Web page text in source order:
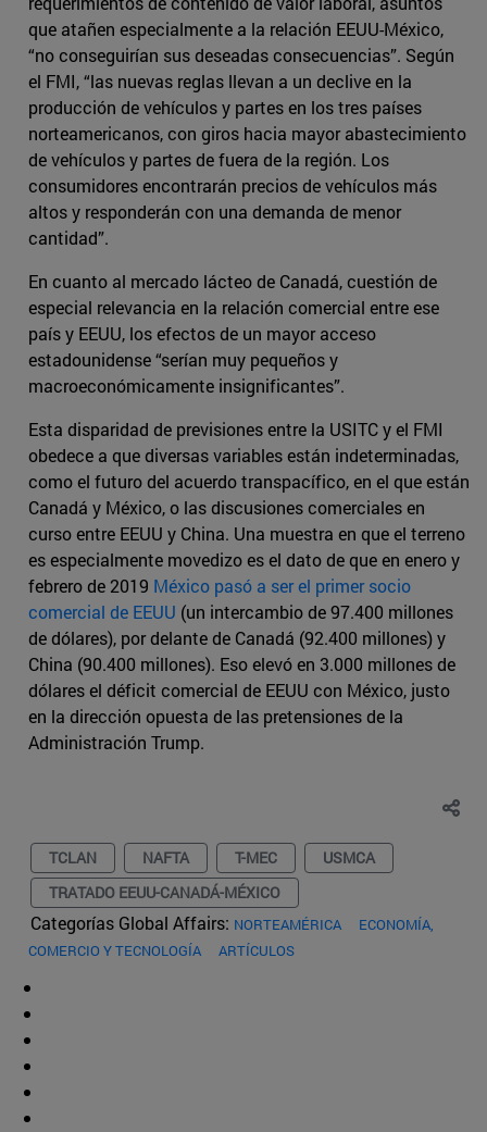
que atañen especialmente a la relación EEUU-México,
“no conseguirían sus deseadas consecuencias”. Según
el FMI, “las nuevas reglas llevan a un declive en la
producción de vehículos y partes en los tres países
norteamericanos, con giros hacia mayor abastecimiento
de vehículos y partes de fuera de la región. Los
consumidores encontrarán precios de vehículos más
altos y responderán con una demanda de menor
cantidad”.
En cuanto al mercado lácteo de Canadá, cuestión de
especial relevancia en la relación comercial entre ese
país y EEUU, los efectos de un mayor acceso
estadounidense “serían muy pequeños y
macroeconómicamente insignificantes”.
Esta disparidad de previsiones entre la USITC y el FMI
obedece a que diversas variables están indeterminadas,
como el futuro del acuerdo transpacífico, en el que están
Canadá y México, o las discusiones comerciales en
curso entre EEUU y China. Una muestra en que el terreno
es especialmente movedizo es el dato de que en enero y
febrero de 2019 México pasó a ser el primer socio
comercial de EEUU (un intercambio de 97.400 millones
de dólares), por delante de Canadá (92.400 millones) y
China (90.400 millones). Eso elevó en 3.000 millones de
dólares el déficit comercial de EEUU con México, justo
en la dirección opuesta de las pretensiones de la
Administración Trump.
TCLAN NAFTA T-MEC
USMCA
TRATADO EEUU-CANADÁ-MÉXICO
Categorías Global Affairs: NORTEAMÉRICA
ECONOMÍA,
COMERCIO Y TECNOLOGÍA
ARTÍCULOS